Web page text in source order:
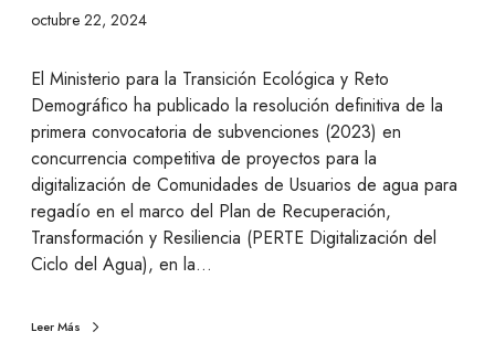
octubre 22, 2024
El Ministerio para la Transición Ecológica y Reto
Demográfico ha publicado la resolución definitiva de la
primera convocatoria de subvenciones (2023) en
concurrencia competitiva de proyectos para la
digitalización de Comunidades de Usuarios de agua para
regadío en el marco del Plan de Recuperación,
Transformación y Resiliencia (PERTE Digitalización del
Ciclo del Agua), en la…
Leer Más